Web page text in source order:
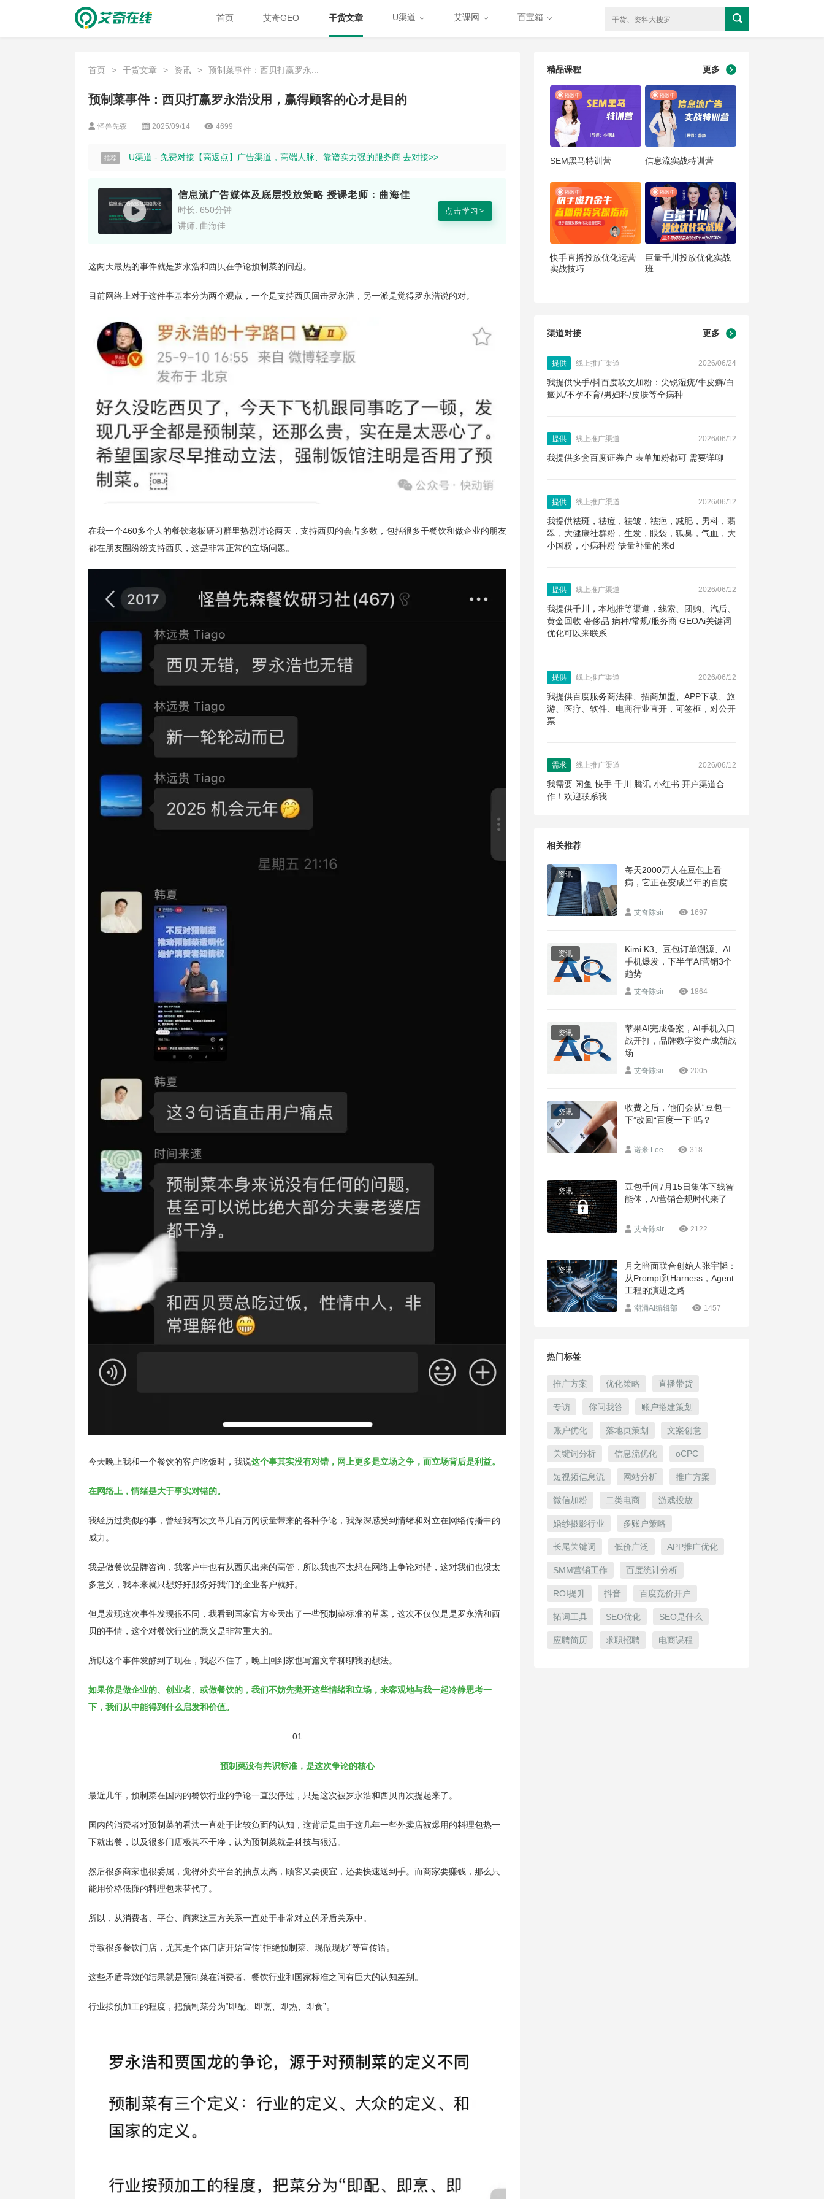
首页 艾奇GEO 干货文章 U渠道 艾课网 百宝箱
首页 > 干货文章 > 资讯 > 预制菜事件：西贝打赢罗永...
预制菜事件：西贝打赢罗永浩没用，赢得顾客的心才是目的
怪兽先森 2025/09/14 4699
推荐 U渠道 - 免费对接【高返点】广告渠道，高端人脉、靠谱实力强的服务商 去对接>>
信息流广告媒体及底层投放策略 授课老师：曲海佳
时长: 650分钟
讲师: 曲海佳
点击学习>
这两天最热的事件就是罗永浩和西贝在争论预制菜的问题。
目前网络上对于这件事基本分为两个观点，一个是支持西贝回击罗永浩，另一派是觉得罗永浩说的对。
在我一个460多个人的餐饮老板研习群里热烈讨论两天，支持西贝的会占多数，包括很多干餐饮和做企业的朋友
都在朋友圈纷纷支持西贝，这是非常正常的立场问题。
今天晚上我和一个餐饮的客户吃饭时，我说这个事其实没有对错，网上更多是立场之争，而立场背后是利益。
在网络上，情绪是大于事实对错的。
我经历过类似的事，曾经我有次文章几百万阅读量带来的各种争论，我深深感受到情绪和对立在网络传播中的
威力。
我是做餐饮品牌咨询，我客户中也有从西贝出来的高管，所以我也不太想在网络上争论对错，这对我们也没太
多意义，我本来就只想好好服务好我们的企业客户就好。
但是发现这次事件发现很不同，我看到国家官方今天出了一些预制菜标准的草案，这次不仅仅是是罗永浩和西
贝的事情，这个对餐饮行业的意义是非常重大的。
所以这个事件发酵到了现在，我忍不住了，晚上回到家也写篇文章聊聊我的想法。
如果你是做企业的、创业者、或做餐饮的，我们不妨先抛开这些情绪和立场，来客观地与我一起冷静思考一
下，我们从中能得到什么启发和价值。
01
预制菜没有共识标准，是这次争论的核心
最近几年，预制菜在国内的餐饮行业的争论一直没停过，只是这次被罗永浩和西贝再次提起来了。
国内的消费者对预制菜的看法一直处于比较负面的认知，这背后是由于这几年一些外卖店被爆用的料理包热一
下就出餐，以及很多门店极其不干净，认为预制菜就是科技与狠活。
然后很多商家也很委屈，觉得外卖平台的抽点太高，顾客又要便宜，还要快速送到手。而商家要赚钱，那么只
能用价格低廉的料理包来替代了。
所以，从消费者、平台、商家这三方关系一直处于非常对立的矛盾关系中。
导致很多餐饮门店，尤其是个体门店开始宣传“拒绝预制菜、现做现炒”等宣传语。
这些矛盾导致的结果就是预制菜在消费者、餐饮行业和国家标准之间有巨大的认知差别。
行业按预加工的程度，把预制菜分为“即配、即烹、即热、即食”。
精品课程 更多
SEM黑马特训营 信息流实战特训营
快手直播投放优化运营
实战技巧
巨量千川投放优化实战
班
渠道对接 更多
提供 线上推广渠道 2026/06/24
我提供快手/抖百度软文加粉：尖锐湿疣/牛皮癣/白
癜风/不孕不育/男妇科/皮肤等全病种
提供 线上推广渠道 2026/06/12
我提供多套百度证券户 表单加粉都可 需要详聊
提供 线上推广渠道 2026/06/12
我提供祛斑，祛痘，祛皱，祛疤，减肥，男科，翡
翠，大健康社群粉，生发，眼袋，狐臭，气血，大
小国粉，小病种粉 缺量补量的来d
提供 线上推广渠道 2026/06/12
我提供千川，本地推等渠道，线索、团购、汽后、
黄金回收 奢侈品 病种/常规/服务商 GEOAi关键词
优化可以来联系
提供 线上推广渠道 2026/06/12
我提供百度服务商法律、招商加盟、APP下载、旅
游、医疗、软件、电商行业直开，可签框，对公开
票
需求 线上推广渠道 2026/06/12
我需要 闲鱼 快手 千川 腾讯 小红书 开户渠道合
作！欢迎联系我
相关推荐
资讯
每天2000万人在豆包上看
病，它正在变成当年的百度
艾奇陈sir 1697
资讯
Kimi K3、豆包订单溯源、AI
手机爆发，下半年AI营销3个
趋势
艾奇陈sir 1864
资讯
苹果AI完成备案，AI手机入口
战开打，品牌数字资产成新战
场
艾奇陈sir 2005
资讯
收费之后，他们会从“豆包一
下”改回“百度一下”吗？
诺米 Lee 318
资讯
豆包千问7月15日集体下线智
能体，AI营销合规时代来了
艾奇陈sir 2122
资讯
月之暗面联合创始人张宇韬：
从Prompt到Harness，Agent
工程的演进之路
潮涌AI编辑部 1457
热门标签
推广方案 优化策略 直播带货
专访 你问我答 账户搭建策划
账户优化 落地页策划 文案创意
关键词分析 信息流优化 oCPC
短视频信息流 网站分析 推广方案
微信加粉 二类电商 游戏投放
婚纱摄影行业 多账户策略
长尾关键词 低价广泛 APP推广优化
SMM营销工作 百度统计分析
ROI提升 抖音 百度竞价开户
拓词工具 SEO优化 SEO是什么
应聘简历 求职招聘 电商课程